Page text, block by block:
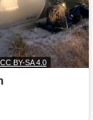
CC BY-SA 4.0